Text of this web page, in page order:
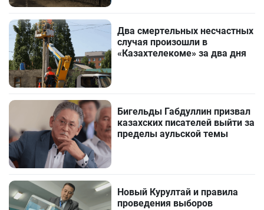
Два смертельных несчастных
случая произошли в
«Казахтелекоме» за два дня
Бигельды Габдуллин призвал
казахских писателей выйти за
пределы аульской темы
Новый Курултай и правила
проведения выборов